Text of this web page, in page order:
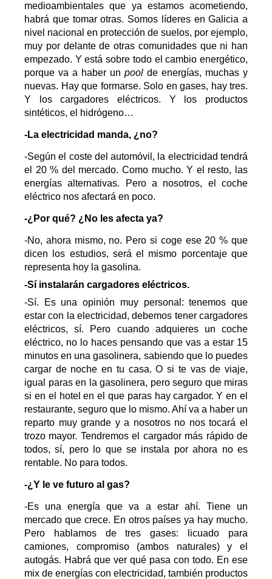
medioambientales que ya estamos acometiendo,
habrá que tomar otras. Somos líderes en Galicia a
nivel nacional en protección de suelos, por ejemplo,
muy por delante de otras comunidades que ni han
empezado. Y está sobre todo el cambio energético,
porque va a haber un pool de energías, muchas y
nuevas. Hay que formarse. Solo en gases, hay tres.
Y los cargadores eléctricos. Y los productos
sintéticos, el hidrógeno…
-La electricidad manda, ¿no?
-Según el coste del automóvil, la electricidad tendrá
el 20 % del mercado. Como mucho. Y el resto, las
energías alternativas. Pero a nosotros, el coche
eléctrico nos afectará en poco.
-¿Por qué? ¿No les afecta ya?
-No, ahora mismo, no. Pero si coge ese 20 % que
dicen los estudios, será el mismo porcentaje que
representa hoy la gasolina.
-Sí instalarán cargadores eléctricos.
-Sí. Es una opinión muy personal: tenemos que
estar con la electricidad, debemos tener cargadores
eléctricos, sí. Pero cuando adquieres un coche
eléctrico, no lo haces pensando que vas a estar 15
minutos en una gasolinera, sabiendo que lo puedes
cargar de noche en tu casa. O si te vas de viaje,
igual paras en la gasolinera, pero seguro que miras
si en el hotel en el que paras hay cargador. Y en el
restaurante, seguro que lo mismo. Ahí va a haber un
reparto muy grande y a nosotros no nos tocará el
trozo mayor. Tendremos el cargador más rápido de
todos, sí, pero lo que se instala por ahora no es
rentable. No para todos.
-¿Y le ve futuro al gas?
-Es una energía que va a estar ahí. Tiene un
mercado que crece. En otros países ya hay mucho.
Pero hablamos de tres gases: licuado para
camiones, compromiso (ambos naturales) y el
autogás. Habrá que ver qué pasa con todo. En ese
mix de energías con electricidad, también productos